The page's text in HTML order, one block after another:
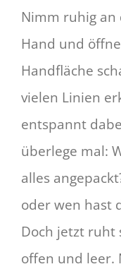
Nimm ruhig an
Hand und
Handfläche
vielen Linien
entspannt
überlege mal:
alles
oder wen hast
Doch jetzt ruht
offen und leer.